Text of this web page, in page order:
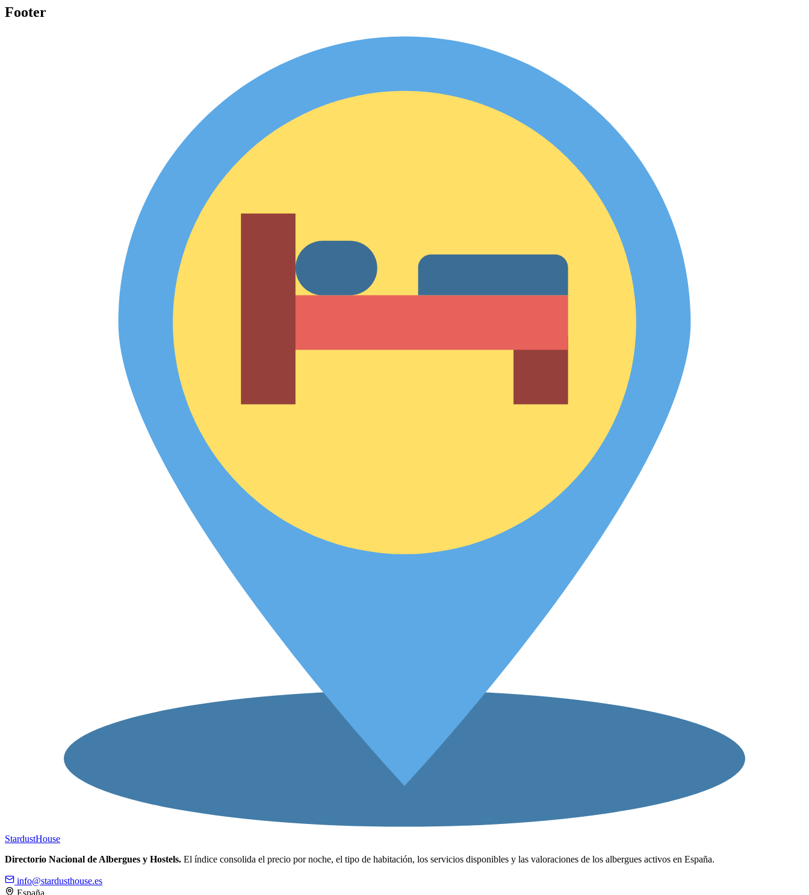
Footer
StardustHouse
Directorio Nacional de Albergues y Hostels. El índice consolida el precio por noche, el tipo de habitación, los servicios disponibles y las valoraciones de los albergues activos en España.
info@stardusthouse.es